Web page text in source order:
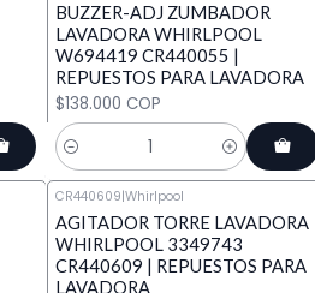
BUZZER-ADJ ZUMBADOR
LAVADORA WHIRLPOOL
W694419 CR440055 |
REPUESTOS PARA LAVADORA
$138.000 COP
Cantidad
CR440609|Whirlpool
AGITADOR TORRE LAVADORA
WHIRLPOOL 3349743
CR440609 | REPUESTOS PARA
LAVADORA